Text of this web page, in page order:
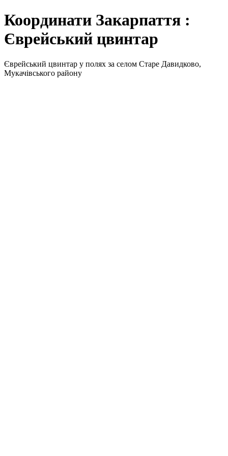
Координати Закарпаття :
Єврейський цвинтар
Єврейський цвинтар у полях за селом Старе Давидково,
Мукачівського району